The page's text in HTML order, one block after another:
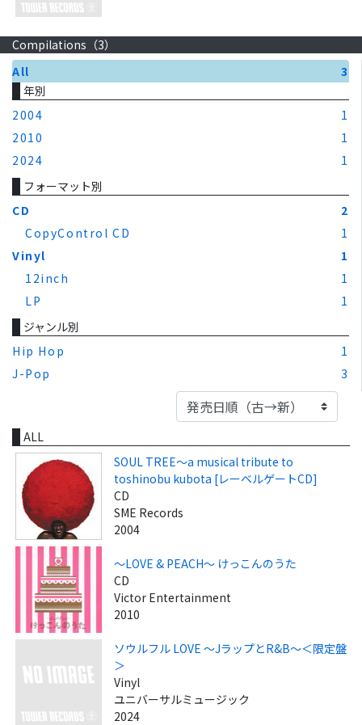
Compilations（3）
All
3
年別
2004
1
2010
1
2024
1
フォーマット別
CD
2
CopyControl CD
1
Vinyl
1
12inch
1
LP
1
ジャンル別
Hip Hop
1
J-Pop
3
ALL
SOUL TREE～a musical tribute to
toshinobu kubota [レーベルゲートCD]
CD
SME Records
2004
～LOVE & PEACH～ けっこんのうた
CD
Victor Entertainment
2010
ソウルフル LOVE ～JラップとR&B～＜限定盤
＞
Vinyl
ユニバーサルミュージック
2024